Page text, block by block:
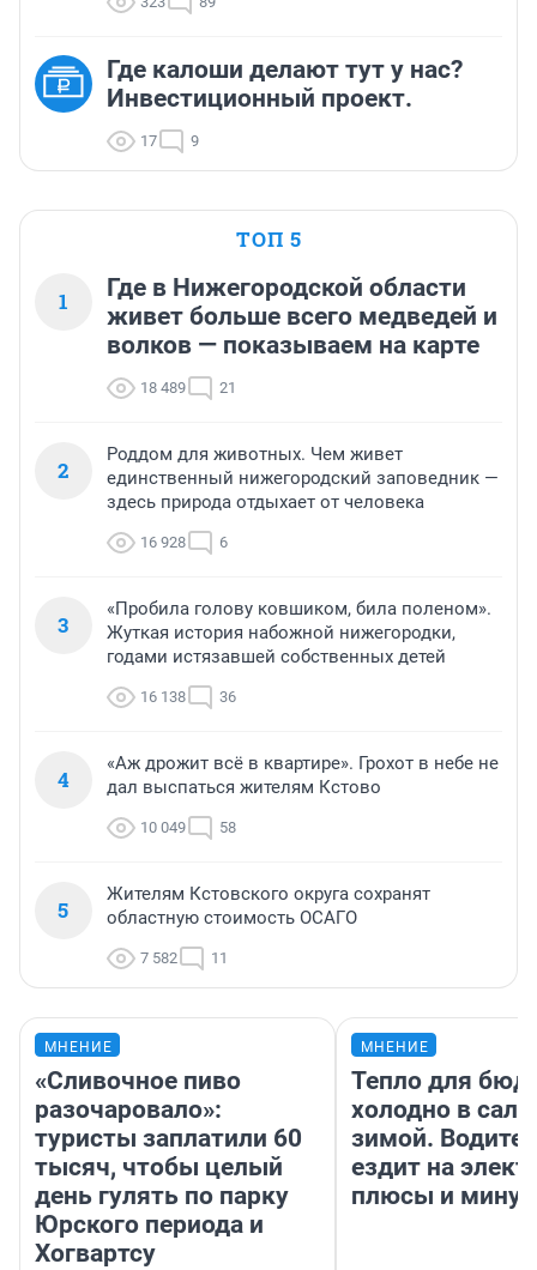
Где калоши делают тут у нас?
Инвестиционный проект.
17 9
ТОП 5
1
Где в Нижегородской области
живет больше всего медведей и
волков — показываем на карте
18 489 21
2
Роддом для животных. Чем живет
единственный нижегородский заповедник —
здесь природа отдыхает от человека
16 928 6
3
«Пробила голову ковшиком, била поленом».
Жуткая история набожной нижегородки,
годами истязавшей собственных детей
16 138 36
4
«Аж дрожит всё в квартире». Грохот в небе не
дал выспаться жителям Кстово
10 049 58
5
Жителям Кстовского округа сохранят
областную стоимость ОСАГО
7 582 11
МНЕНИЕ
«Сливочное пиво
разочаровало»:
туристы заплатили 60
тысяч, чтобы целый
день гулять по парку
Юрского периода и
Хогвартсу
МНЕНИЕ
Тепло для
холодно в
зимой.
ездит на
плюсы и